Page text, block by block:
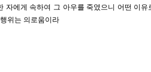
자에게 속하여 그 아우를 죽였으니 어떤 이유
위는 의로움이라